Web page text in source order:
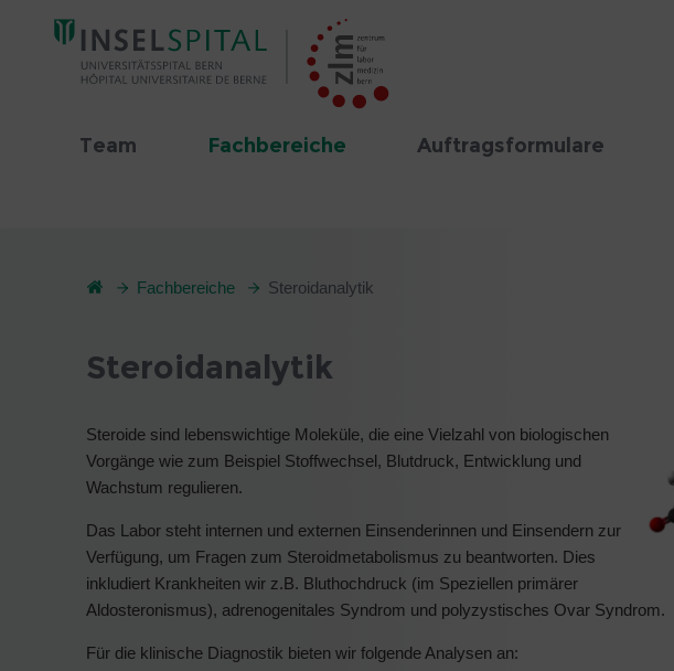
Team Fachbereiche Auftragsformulare
Fachbereiche Steroidanalytik
Steroidanalytik
Steroide sind lebenswichtige Moleküle, die eine Vielzahl von biologischen
Vorgänge wie zum Beispiel Stoffwechsel, Blutdruck, Entwicklung und
Wachstum regulieren.
Das Labor steht internen und externen Einsenderinnen und Einsendern zur
Verfügung, um Fragen zum Steroidmetabolismus zu beantworten. Dies
inkludiert Krankheiten wir z.B. Bluthochdruck (im Speziellen primärer
Aldosteronismus), adrenogenitales Syndrom und polyzystisches Ovar Syndrom.
Für die klinische Diagnostik bieten wir folgende Analysen an: